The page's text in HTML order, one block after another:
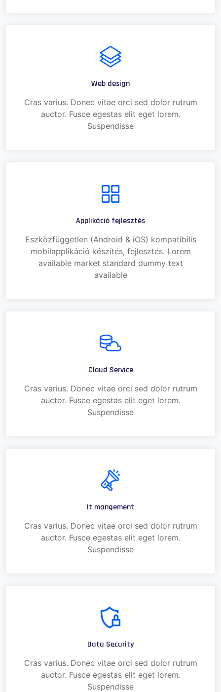
Web design
Cras varius. Donec vitae orci sed dolor rutrum
auctor. Fusce egestas elit eget lorem.
Suspendisse
Applikáció fejlesztés
Eszközfüggetlen (Android & iOS) kompatibilis
mobilapplikáció készítés, fejlesztés. Lorem
available market standard dummy text
available
Cloud Service
Cras varius. Donec vitae orci sed dolor rutrum
auctor. Fusce egestas elit eget lorem.
Suspendisse
It mangement
Cras varius. Donec vitae orci sed dolor rutrum
auctor. Fusce egestas elit eget lorem.
Suspendisse
Data Security
Cras varius. Donec vitae orci sed dolor rutrum
auctor. Fusce egestas elit eget lorem.
Suspendisse